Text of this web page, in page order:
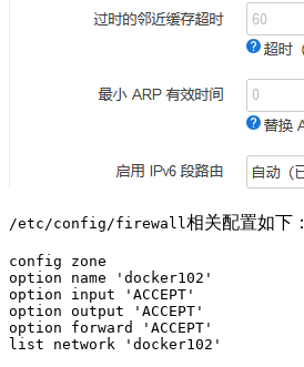
/etc/config/firewall 相关配置如下：
config zone
option name 'docker102'
option input 'ACCEPT'
option output 'ACCEPT'
option forward 'ACCEPT'
list network 'docker102'